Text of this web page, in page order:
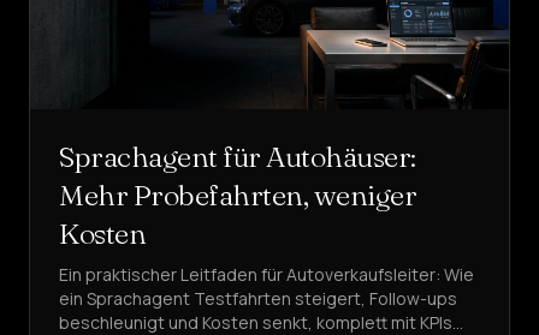
Sprachagent für Autohäuser:
Mehr Probefahrten, weniger
Kosten
Ein praktischer Leitfaden für Autoverkaufsleiter: Wie
ein Sprachagent Testfahrten steigert, Follow-ups
beschleunigt und Kosten senkt, komplett mit KPIs